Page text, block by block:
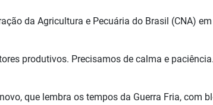
da Agricultura e Pecuária do Brasil (CNA) em
produtivos. Precisamos de calma e
que lembra os tempos da Guerra Fria, com